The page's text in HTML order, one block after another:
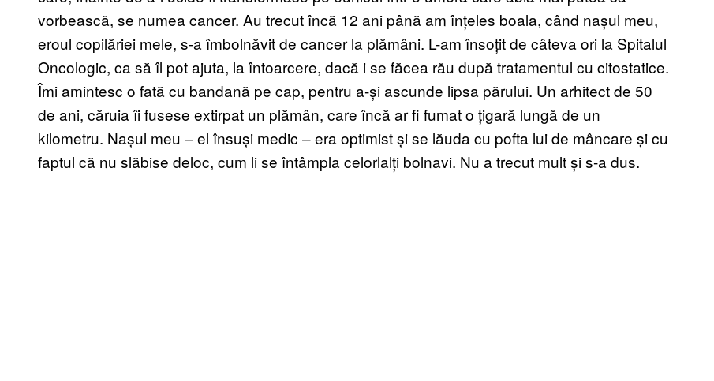
vorbească, se numea cancer. Au trecut încă 12 ani până am înțeles boala, când nașul meu,
eroul copilăriei mele, s-a îmbolnăvit de cancer la plămâni. L-am însoțit de câteva ori la Spitalul
Oncologic, ca să îl pot ajuta, la întoarcere, dacă i se făcea rău după tratamentul cu citostatice.
Îmi amintesc o fată cu bandană pe cap, pentru a-și ascunde lipsa părului. Un arhitect de 50
de ani, căruia îi fusese extirpat un plămân, care încă ar fi fumat o țigară lungă de un
kilometru. Nașul meu – el însuși medic – era optimist și se lăuda cu pofta lui de mâncare și cu
faptul că nu slăbise deloc, cum li se întâmpla celorlalți bolnavi. Nu a trecut mult și s-a dus.